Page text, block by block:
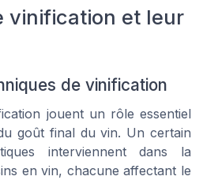
vinification et leur
de vinification
jouent un rôle essentiel
goût final du vin. Un certain
interviennent dans la
en vin, chacune affectant le